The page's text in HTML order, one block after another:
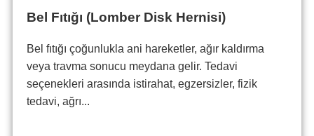
Bel Fıtığı (Lomber Disk Hernisi)
Bel fıtığı çoğunlukla ani hareketler, ağır kaldırma
veya travma sonucu meydana gelir. Tedavi
seçenekleri arasında istirahat, egzersizler, fizik
tedavi, ağrı...